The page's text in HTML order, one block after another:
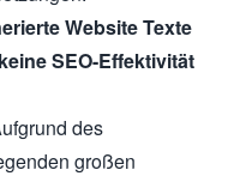
Website Texte
SEO-Effektivität
des
großen